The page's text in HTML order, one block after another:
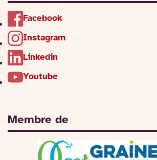
Facebook
Instagram
Linkedin
Youtube
Membre de